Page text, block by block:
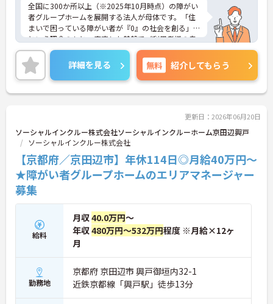
全国に300か所以上（※2025年10月時点）の障がい
者グループホームを展開する法人が母体です。「住
まいで困っている障がい者が『0』の社会を創る」
という理念のもと、安定した基盤でご利用者様の自
立を支援しています。週1日からの勤務が可能で、W
ワークや扶養内での勤務も歓迎しており、ご自身の
ペースで働けます。20代から60代まで幅広い世代が
活躍中で、未経験や無資格の方でも安心してスター
トできるよう、先輩スタッフが丁寧にサポートしま
境です。正社員登用制度や産休・育休制度も整って
いるため、ライフステージに合わせて長く働き続け
られます。介護に挑戦したい方や、空いた時間を有
効活用したい方におすすめです。ご興味のある方は
詳細等をお伝えしますので、お気軽にお問い合わせ
ください。
詳細を見る 無料 紹介してもらう
更新日：2026年06月20日
ソーシャルインクルー株式会社ソーシャルインクルーホーム京田辺興戸
ソーシャルインクルー株式会社
【京都府／京田辺市】年休114日◎月給40万円～
★障がい者グループホームのエリアマネージャー
募集
給料
月収40.0万円～
年収480万円～532万円程度 ※月給×12ヶ
月
勤務地
京都府 京田辺市 興戸御垣内32-1
近鉄京都線「興戸駅」徒歩13分